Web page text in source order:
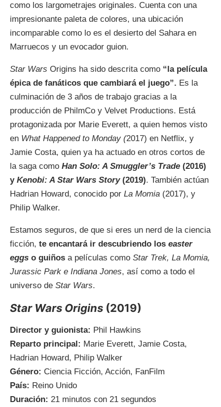
como los largometrajes originales. Cuenta con una
impresionante paleta de colores, una ubicación
incomparable como lo es el desierto del Sahara en
Marruecos y un evocador guion.
Star Wars Origins ha sido descrita como “la película
épica de fanáticos que cambiará el juego”. Es la
culminación de 3 años de trabajo gracias a la
producción de PhilmCo y Velvet Productions. Está
protagonizada por Marie Everett, a quien hemos visto
en What Happened to Monday (2017) en Netflix, y
Jamie Costa, quien ya ha actuado en otros cortos de
la saga como Han Solo: A Smuggler’s Trade (2016)
yKenobi: A Star Wars Story (2019). También actúan
Hadrian Howard, conocido por La Momia (2017), y
Philip Walker.
Estamos seguros, de que si eres un nerd de la ciencia
ficción, te encantará ir descubriendo los easter
eggs o guiños a películas como Star Trek, La Momia,
Jurassic Park e Indiana Jones, así como a todo el
universo de Star Wars.
Star Wars Origins (2019)
Director y guionista: Phil Hawkins
Reparto principal: Marie Everett, Jamie Costa,
Hadrian Howard, Philip Walker
Género: Ciencia Ficción, Acción, FanFilm
País: Reino Unido
Duración: 21 minutos con 21 segundos